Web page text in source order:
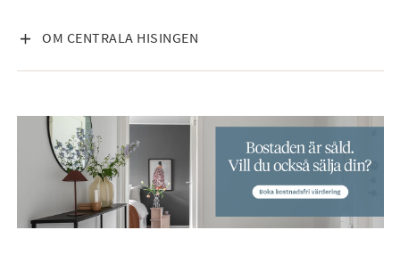
OM CENTRALA HISINGEN
VISA INNEHÅLL